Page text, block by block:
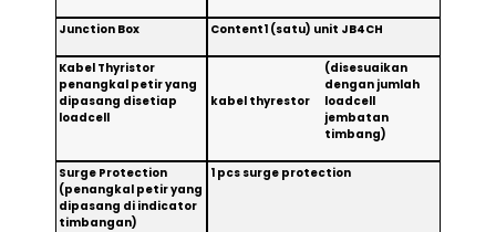
Junction Box Content1 (satu) unit JB4CH
Kabel Thyristor
penangkal petir yang
dipasang disetiap
loadcell
kabel thyrestor
(disesuaikan
dengan jumlah
loadcell
jembatan
timbang)
Surge Protection
(penangkal petir yang
dipasang di indicator
timbangan)
1 pcs surge protection